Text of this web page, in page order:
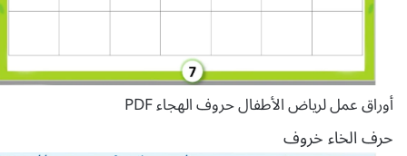
أوراق عمل لرياض الأطفال حروف الهجاء PDF
حرف الخاء خروف